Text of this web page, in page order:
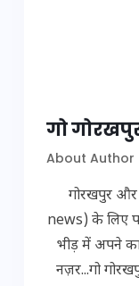
गो
About Author
गोरखपुर
news) के लिए
भीड़ में अपने
नज़र...गो